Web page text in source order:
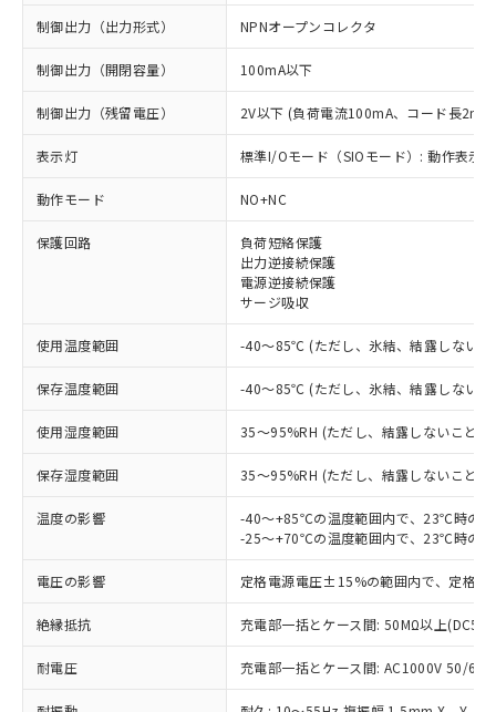
制御出力（出力形式） NPNオープンコレクタ
制御出力（開閉容量） 100mA以下
制御出力（残留電圧） 2V以下 (負荷電流100mA、コード長2m
表示灯 標準I/Oモード（SIOモード）: 動作表示
動作モード NO+NC
保護回路
負荷短絡保護
出力逆接続保護
電源逆接続保護
サージ吸収
使用温度範囲 -40～85℃ (ただし、氷結、結露しないこ
保存温度範囲 -40～85℃ (ただし、氷結、結露しないこ
使用湿度範囲 35～95%RH (ただし、結露しないこと)
保存湿度範囲 35～95%RH (ただし、結露しないこと)
温度の影響
-40～+85℃の温度範囲内で、23℃時の
-25～+70℃の温度範囲内で、23℃時の
電圧の影響 定格電源電圧±15%の範囲内で、定格
絶縁抵抗 充電部一括とケース間: 50MΩ以上
耐電圧 充電部一括とケース間: AC1000V 50/
以下の条件をお読みいただき、同意のうえ
本サービスは、当社制御機器事業取扱
商品の当社在庫状況および標準価格
(税抜)を提供させていただくもので
当社制御機器事業取扱商品の中には、
本サービスの対象外となる商品もある
ことをご了承ください。
在庫状況および標準価格照会結果は、
記載している更新日時点での社内デー
タに基づき作成されるものであり、閲
対応済み：EU RoHS指令（10物質）の
非含有に対応した製品が提供可能な商品で
対応予定：EU RoHS指令（10物質）の非含
有に対応した製品に切り替える予定のある
商品です。
対応予定なし：EU RoHS指令（10物質）の
非含有に非対応の商品で、対応品を出す予
調査・確認中：EU RoHS指令（10物質）の
非含有の対応状況を調査中または確認中の
商品です。
非該当品：ライセンス料など無形物で、有
害物質有無と関係のない商品です。
仕入先様の事情により、非含有部品として
いたものが、含有品と判明した場合などや
むを得ず変更することがあります。
*EU RoHS指令（10物質）：
※1 中国RoHS○×表
「○」：最大均質材料含有率が中国RoHSの
基準値以下であることを示します。
基準値を超えていることを示します。
「－」：未確認です。当社販売部門へお問
当社は、これら貴社製品のうち、外国
為替および外国貿易法に定める商品
（以下｢規制貨物等」という）を輸出
または国外への提供する場合は、日本